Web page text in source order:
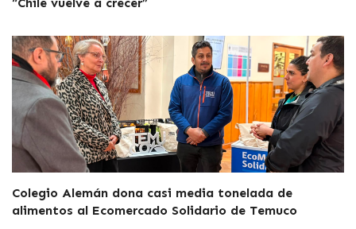
Colegio Alemán dona casi media tonelada de
alimentos al Ecomercado Solidario de Temuco